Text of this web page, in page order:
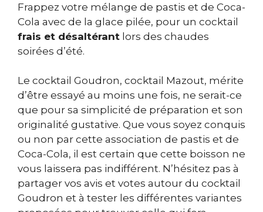
Frappez votre mélange de pastis et de Coca-
Cola avec de la glace pilée, pour un cocktail
frais et désaltérant lors des chaudes
soirées d’été.
Le cocktail Goudron, cocktail Mazout, mérite
d’être essayé au moins une fois, ne serait-ce
que pour sa simplicité de préparation et son
originalité gustative. Que vous soyez conquis
ou non par cette association de pastis et de
Coca-Cola, il est certain que cette boisson ne
vous laissera pas indifférent. N’hésitez pas à
partager vos avis et votes autour du cocktail
Goudron et à tester les différentes variantes